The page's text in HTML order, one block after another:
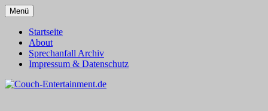
Zum
Inhalt
springen
Couch-Entertainment.de
Menü
Startseite
About
Sprechanfall Archiv
Impressum & Datenschutz